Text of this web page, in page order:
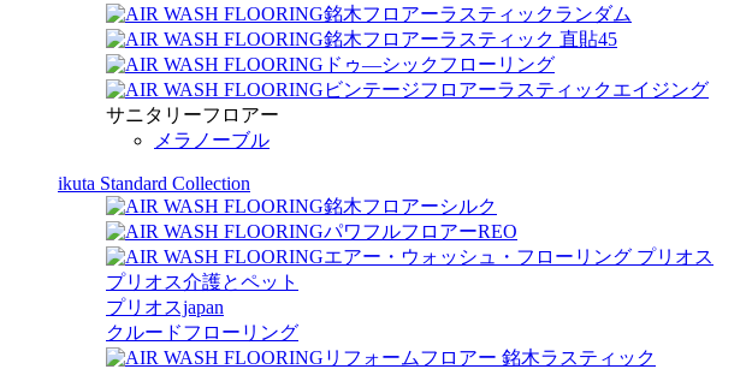
銘木フロアーラスティックランダム
銘木フロアーラスティック 直貼45
ドゥ―シックフローリング
ビンテージフロアーラスティックエイジング
サニタリーフロアー
メラノーブル
ikuta Standard Collection
銘木フロアーシルク
パワフルフロアーREO
エアー・ウォッシュ・フローリング プリオス
プリオス介護とペット
プリオスjapan
クルードフローリング
リフォームフロアー 銘木ラスティック